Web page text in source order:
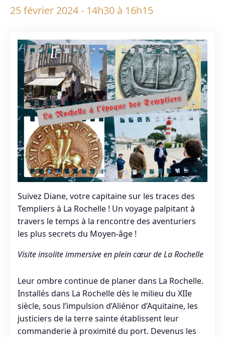
25 février 2024 - 14h30 à 16h15
Suivez Diane, votre capitaine sur les traces des
Templiers à La Rochelle ! Un voyage palpitant à
travers le temps à la rencontre des aventuriers
les plus secrets du Moyen-âge !
Visite insolite immersive en plein cœur de La Rochelle
Leur ombre continue de planer dans La Rochelle.
Installés dans La Rochelle dès le milieu du XIIe
siècle, sous l’impulsion d’Aliénor d’Aquitaine, les
justiciers de la terre sainte établissent leur
commanderie à proximité du port. Devenus les